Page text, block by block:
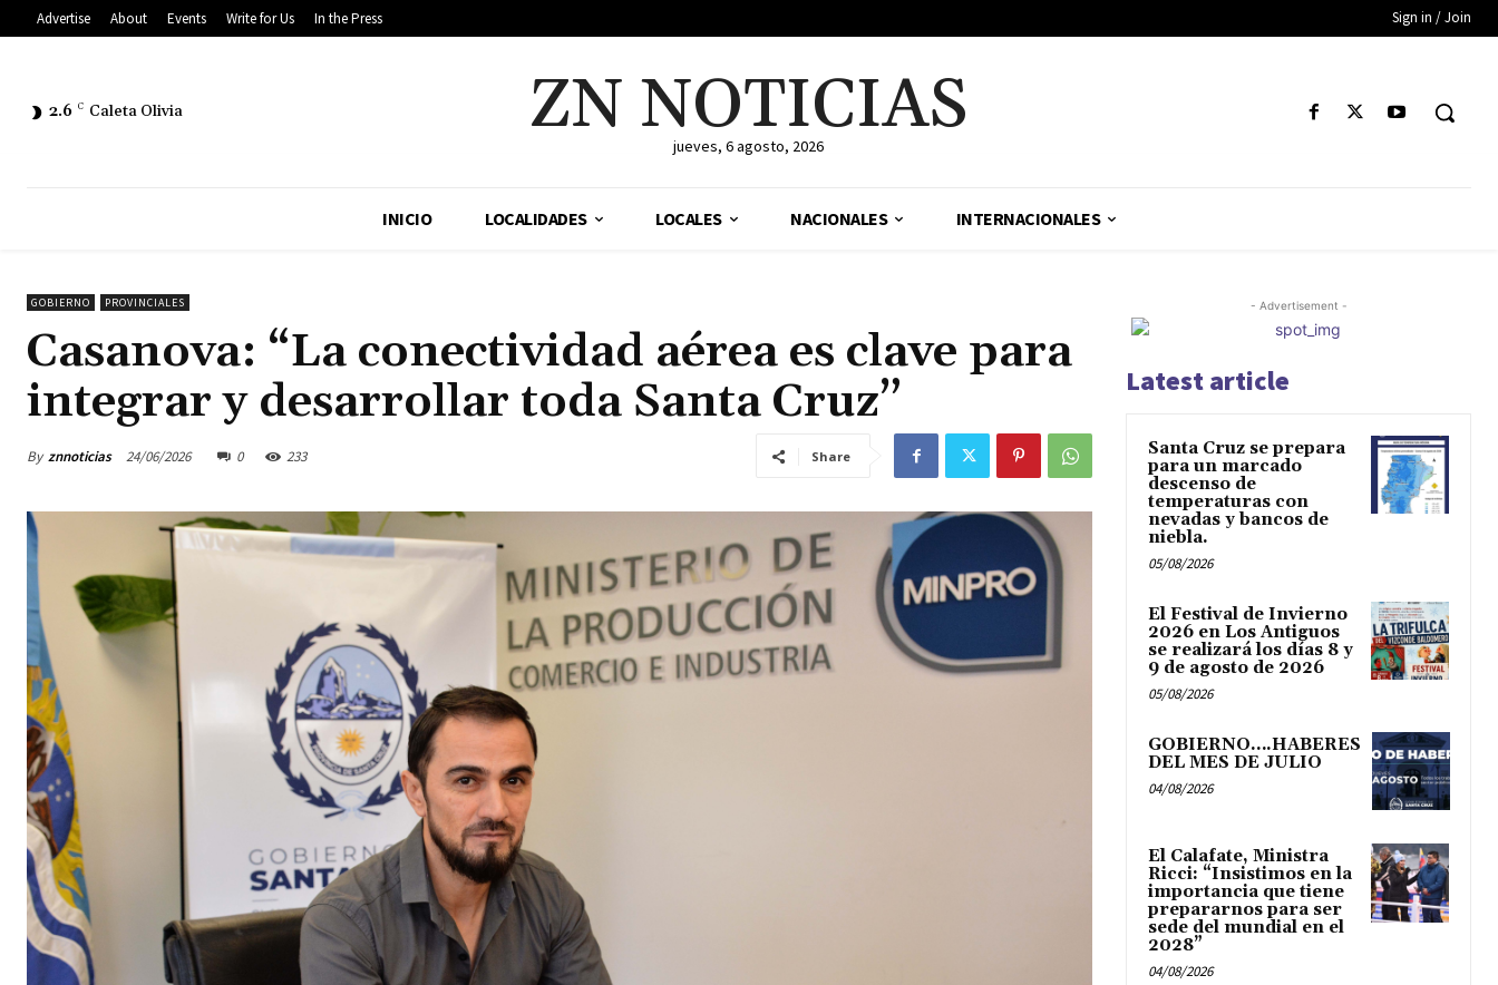
Advertise About Events Write for Us In the Press Sign in / Join
2.6 C Caleta Olivia ZN NOTICIAS
jueves, 6 agosto, 2026
INICIO LOCALIDADES LOCALES NACIONALES INTERNACIONALES
GOBIERNO PROVINCIALES
Casanova: “La conectividad aérea es clave para
integrar y desarrollar toda Santa Cruz”
By znnoticias 24/06/2026 0 233 Share
- Advertisement -
Latest article
Santa Cruz se prepara
para un marcado
descenso de
temperaturas con
nevadas y bancos de
niebla.
05/08/2026
El Festival de Invierno
2026 en Los Antiguos
se realizará los días 8 y
9 de agosto de 2026
05/08/2026
GOBIERNO….HABERES
DEL MES DE JULIO
04/08/2026
El Calafate, Ministra
Ricci: “Insistimos en la
importancia que tiene
prepararnos para ser
sede del mundial en el
2028”
04/08/2026